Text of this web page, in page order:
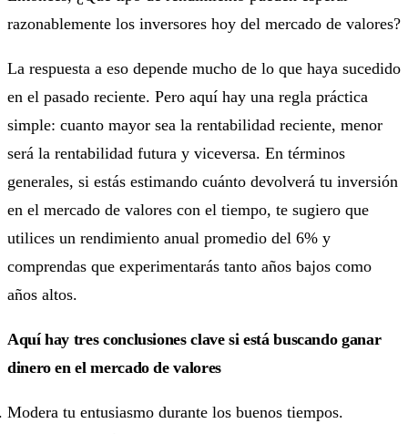
razonablemente los inversores hoy del mercado de valores?
La respuesta a eso depende mucho de lo que haya sucedido
en el pasado reciente. Pero aquí hay una regla práctica
simple: cuanto mayor sea la rentabilidad reciente, menor
será la rentabilidad futura y viceversa. En términos
generales, si estás estimando cuánto devolverá tu inversión
en el mercado de valores con el tiempo, te sugiero que
utilices un rendimiento anual promedio del 6% y
comprendas que experimentarás tanto años bajos como
años altos.
Aquí hay tres conclusiones clave si está buscando ganar
dinero en el mercado de valores
Modera tu entusiasmo durante los buenos tiempos.